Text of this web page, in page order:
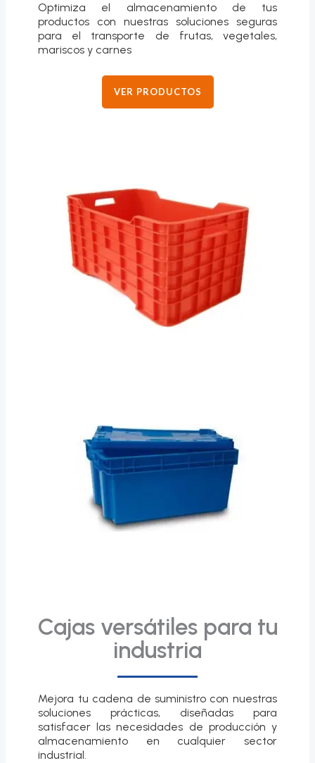
Optimiza el almacenamiento de tus
productos con nuestras soluciones seguras
para el transporte de frutas, vegetales,
mariscos y carnes
VER PRODUCTOS
Cajas versátiles para tu
industria
Mejora tu cadena de suministro con nuestras
soluciones prácticas, diseñadas para
satisfacer las necesidades de producción y
almacenamiento en cualquier sector
industrial.